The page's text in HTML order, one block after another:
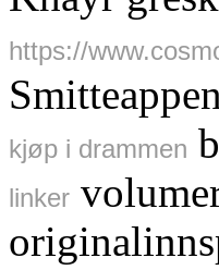
https://
kjøp i drammen
linker